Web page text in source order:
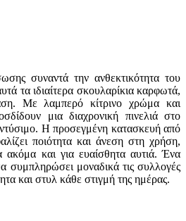
συναντά την ανθεκτικότητα του
τα ιδιαίτερα σκουλαρίκια καρφωτά,
Με λαμπερό κίτρινο χρώμα και
μια διαχρονική πινελιά στο
Η προσεγμένη κατασκευή από
ποιότητα και άνεση στη χρήση,
ακόμα και για ευαίσθητα αυτιά. Ένα
συμπληρώσει μοναδικά τις συλλογές
και στυλ κάθε στιγμή της ημέρας.